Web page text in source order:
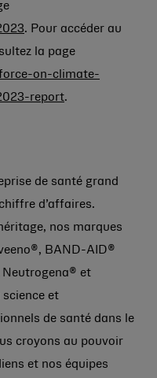
. Pour accéder au
la page
on-climate-
report.
de santé grand
d’affaires.
nos marques
BAND-AID®
Neutrogena® et
science et
de santé dans le
croyons au pouvoir
et nos équipes